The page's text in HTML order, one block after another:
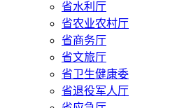
省水利厅
省农业农村厅
省商务厅
省文旅厅
省卫生健康委
省退役军人厅